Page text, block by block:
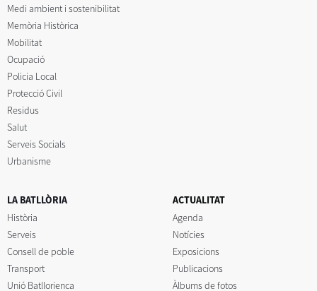
Medi ambient i sostenibilitat
Memòria Històrica
Mobilitat
Ocupació
Policia Local
Protecció Civil
Residus
Salut
Serveis Socials
Urbanisme
LA BATLLÒRIA
Història
Serveis
Consell de poble
Transport
Unió Batllorienca
ACTUALITAT
Agenda
Notícies
Exposicions
Publicacions
Àlbums de fotos